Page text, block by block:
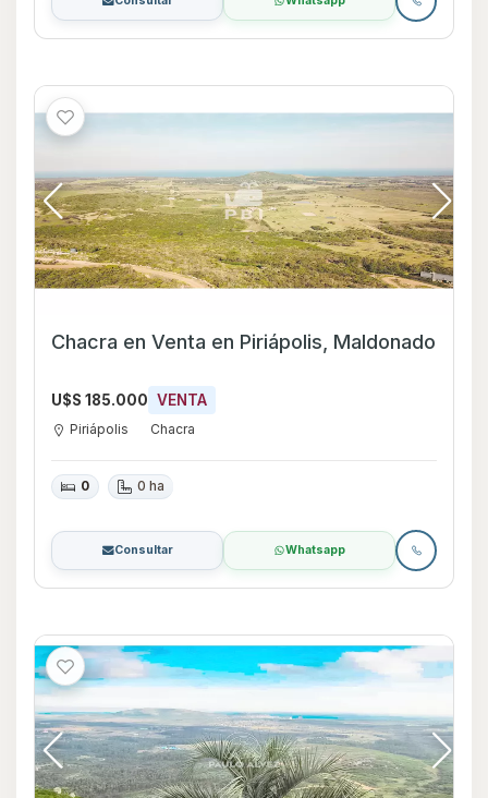
Chacra en Venta en Piriápolis, Maldonado
U$S 185.000 VENTA
Piriápolis Chacra
0 0 ha
Consultar Whatsapp